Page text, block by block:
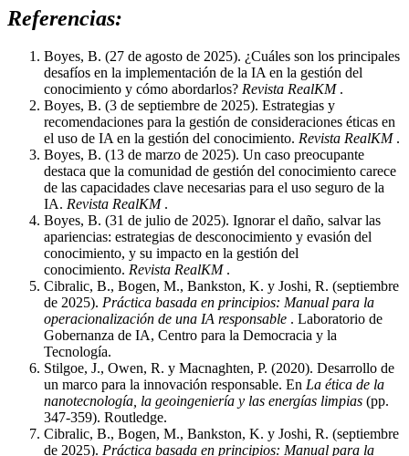
Referencias:
Boyes, B. (27 de agosto de 2025). ¿Cuáles son los principales
desafíos en la implementación de la IA en la gestión del
conocimiento y cómo abordarlos? Revista RealKM.
Boyes, B. (3 de septiembre de 2025). Estrategias y
recomendaciones para la gestión de consideraciones éticas en
el uso de IA en la gestión del conocimiento. Revista RealKM.
Boyes, B. (13 de marzo de 2025). Un caso preocupante
destaca que la comunidad de gestión del conocimiento carece
de las capacidades clave necesarias para el uso seguro de la
IA. Revista RealKM.
Boyes, B. (31 de julio de 2025). Ignorar el daño, salvar las
apariencias: estrategias de desconocimiento y evasión del
conocimiento, y su impacto en la gestión del
conocimiento. Revista RealKM.
Cibralic, B., Bogen, M., Bankston, K. y Joshi, R. (septiembre
de 2025). Práctica basada en principios: Manual para la
operacionalización de una IA responsable . Laboratorio de
Gobernanza de IA, Centro para la Democracia y la
Tecnología.
Stilgoe, J., Owen, R. y Macnaghten, P. (2020). Desarrollo de
un marco para la innovación responsable. En La ética de la
nanotecnología, la geoingeniería y las energías limpias (pp.
347-359). Routledge.
Cibralic, B., Bogen, M., Bankston, K. y Joshi, R. (septiembre
de 2025). Práctica basada en principios: Manual para la